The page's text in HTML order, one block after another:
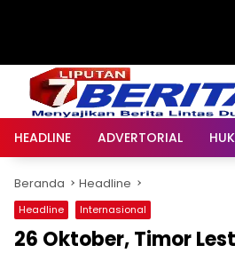
HEADLINE ADVERTORIAL
Beranda Headline
Headline Internasional
26 Oktober, Timor